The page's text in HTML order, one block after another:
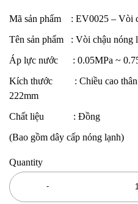
Mã sản phẩm : EV0025 – Vòi
Tên sản phẩm : Vòi chậu nóng
Áp lực nước : 0.05MPa ~
Kích thước : Chiều cao thân
222mm
Chất liệu : Đồng
(Bao gồm dây cấp nóng lạnh)
Quantity